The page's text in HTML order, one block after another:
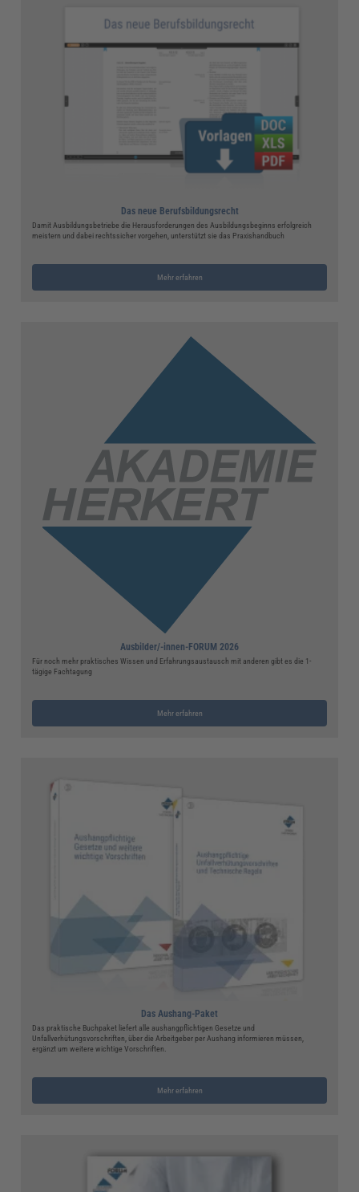
Das neue Berufsbildungsrecht
Damit Ausbildungsbetriebe die Herausforderungen des Ausbildungsbeginns erfolgreich
meistern und dabei rechtssicher vorgehen, unterstützt sie das Praxishandbuch
Mehr erfahren
Ausbilder/-innen-FORUM 2026
Für noch mehr praktisches Wissen und Erfahrungsaustausch mit anderen gibt es die 1-
tägige Fachtagung
Mehr erfahren
Das Aushang-Paket
Das praktische Buchpaket liefert alle aushangpflichtigen Gesetze und
Unfallverhütungsvorschriften, über die Arbeitgeber per Aushang informieren müssen,
ergänzt um weitere wichtige Vorschriften.
Mehr erfahren